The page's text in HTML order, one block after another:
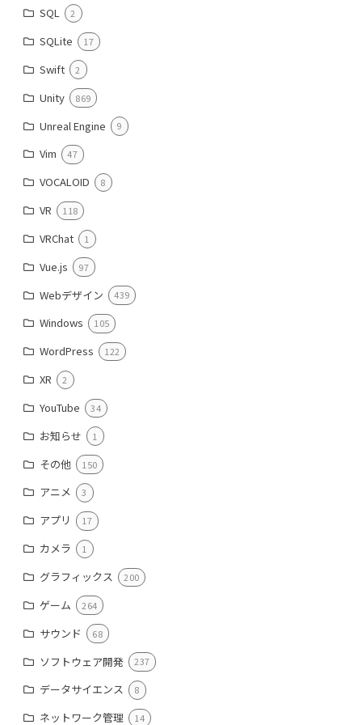
SQL 2
SQLite 17
Swift 2
Unity 869
Unreal Engine 9
Vim 47
VOCALOID 8
VR 118
VRChat 1
Vue.js 97
Webデザイン 439
Windows 105
WordPress 122
XR 2
YouTube 34
お知らせ 1
その他 150
アニメ 3
アプリ 17
カメラ 1
グラフィックス 200
ゲーム 264
サウンド 68
ソフトウェア開発 237
データサイエンス 8
ネットワーク管理 14